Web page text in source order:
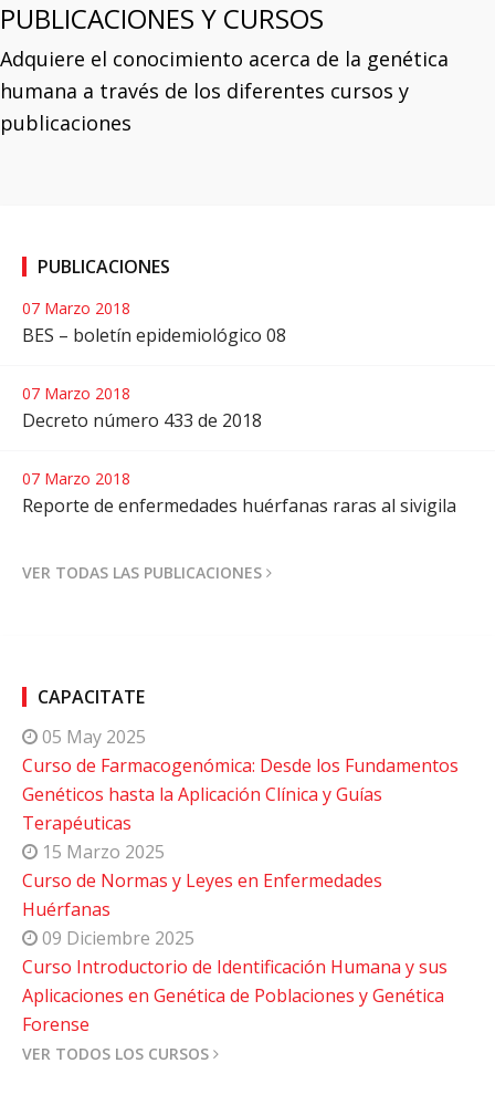
PUBLICACIONES Y CURSOS
Adquiere el conocimiento acerca de la genética
humana a través de los diferentes cursos y
publicaciones
PUBLICACIONES
07 Marzo 2018
BES – boletín epidemiológico 08
07 Marzo 2018
Decreto número 433 de 2018
07 Marzo 2018
Reporte de enfermedades huérfanas raras al sivigila
VER TODAS LAS PUBLICACIONES
CAPACITATE
05 May 2025
Curso de Farmacogenómica: Desde los Fundamentos
Genéticos hasta la Aplicación Clínica y Guías
Terapéuticas
15 Marzo 2025
Curso de Normas y Leyes en Enfermedades
Huérfanas
09 Diciembre 2025
Curso Introductorio de Identificación Humana y sus
Aplicaciones en Genética de Poblaciones y Genética
Forense
VER TODOS LOS CURSOS